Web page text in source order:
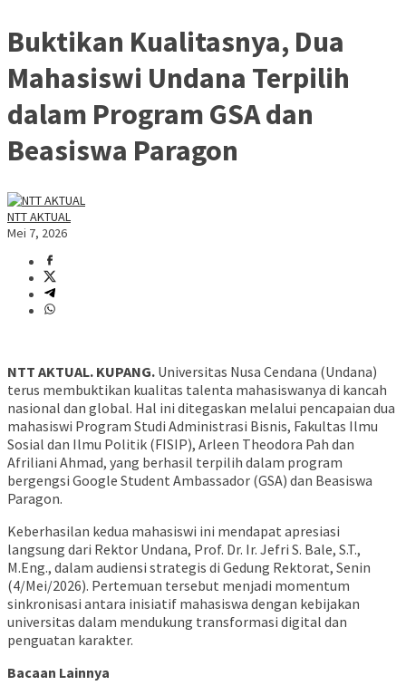
Buktikan Kualitasnya, Dua
Mahasiswi Undana Terpilih
dalam Program GSA dan
Beasiswa Paragon
NTT AKTUAL
Mei 7, 2026
NTT AKTUAL. KUPANG. Universitas Nusa Cendana (Undana)
terus membuktikan kualitas talenta mahasiswanya di kancah
nasional dan global. Hal ini ditegaskan melalui pencapaian dua
mahasiswi Program Studi Administrasi Bisnis, Fakultas Ilmu
Sosial dan Ilmu Politik (FISIP), Arleen Theodora Pah dan
Afriliani Ahmad, yang berhasil terpilih dalam program
bergengsi Google Student Ambassador (GSA) dan Beasiswa
Paragon.
Keberhasilan kedua mahasiswi ini mendapat apresiasi
langsung dari Rektor Undana, Prof. Dr. Ir. Jefri S. Bale, S.T.,
M.Eng., dalam audiensi strategis di Gedung Rektorat, Senin
(4/Mei/2026). Pertemuan tersebut menjadi momentum
sinkronisasi antara inisiatif mahasiswa dengan kebijakan
universitas dalam mendukung transformasi digital dan
penguatan karakter.
Bacaan Lainnya